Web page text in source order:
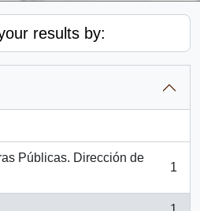
results by:
Públicas. Dirección de
1